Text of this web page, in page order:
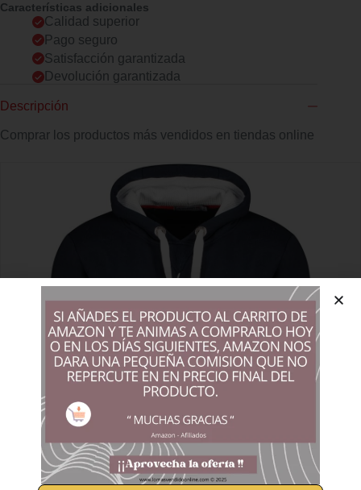
Características adicionales
Calidad superior
Pago seguro
Satisfacción garantizada
Devolución garantizada
Descripción
Comprar los productos más vendidos en tiendas online